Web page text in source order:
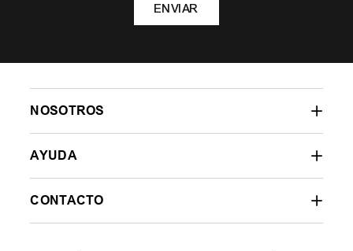
ENVIAR
NOSOTROS
AYUDA
CONTACTO